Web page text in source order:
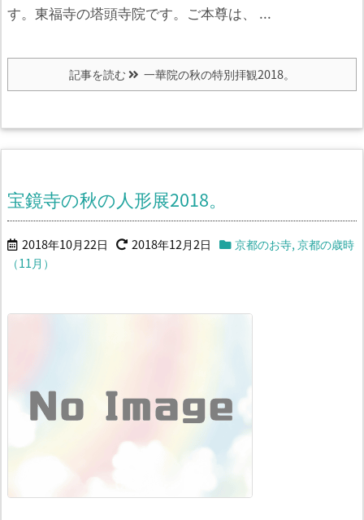
す。 東福寺の塔頭寺院です。 ご本尊は、 ...
記事を読む 一華院の秋の特別拝観2018。
宝鏡寺の秋の人形展2018。
2018年10月22日 2018年12月2日 京都のお寺,京都の歳時
（11月）